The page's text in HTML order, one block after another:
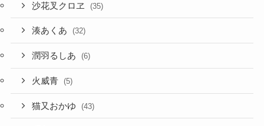
沙花叉クロヱ (35)
湊あくあ (32)
潤羽るしあ (6)
火威青 (5)
猫又おかゆ (43)